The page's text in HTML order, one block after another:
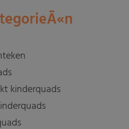
kinderquads